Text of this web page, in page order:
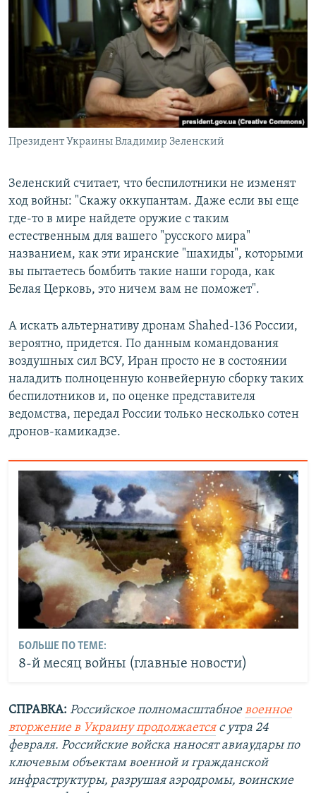
Президент Украины Владимир Зеленский
Зеленский считает, что беспилотники не изменят
ход войны: "Скажу оккупантам. Даже если вы еще
где-то в мире найдете оружие с таким
естественным для вашего "русского мира"
названием, как эти иранские "шахиды", которыми
вы пытаетесь бомбить такие наши города, как
Белая Церковь, это ничем вам не поможет".
А искать альтернативу дронам Shahed-136 России,
вероятно, придется. По данным командования
воздушных сил ВСУ, Иран просто не в состоянии
наладить полноценную конвейерную сборку таких
беспилотников и, по оценке представителя
ведомства, передал России только несколько сотен
дронов-камикадзе.
БОЛЬШЕ ПО ТЕМЕ:
8-й месяц войны (главные новости)
СПРАВКА: Российское полномасштабноевоенное
вторжение в Украину продолжаетсяс утра 24
февраля. Российские войска наносят авиаудары по
ключевым объектам военной и гражданской
инфраструктуры, разрушая аэродромы, воинские